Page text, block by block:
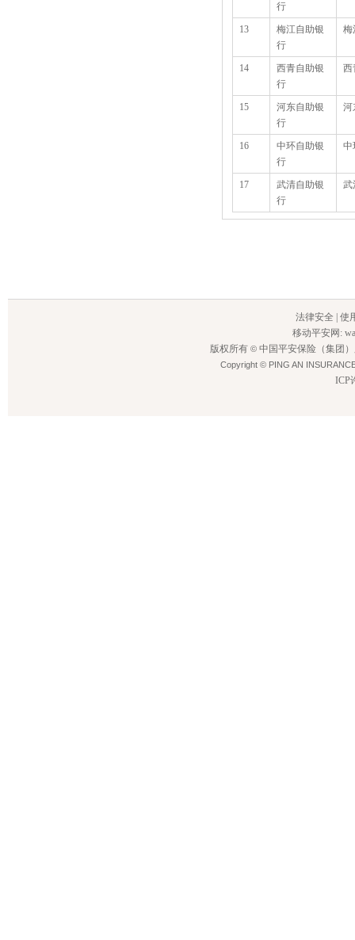
行
13
梅江自助银
行
梅
14
西青自助银
行
西
15
河东自助银
行
河
16
中环自助银
行
中
17
武清自助银
行
武
法律安全
使
移动平安网 :
版权所有 ©中国平安保险（集团
Copyright © PING AN
ICP